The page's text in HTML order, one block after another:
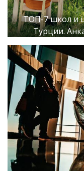
ТОП-7 школ и
Турции.